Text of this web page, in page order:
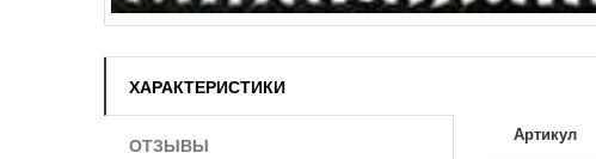
ХАРАКТЕРИСТИКИ
ОТЗЫВЫ Артикул